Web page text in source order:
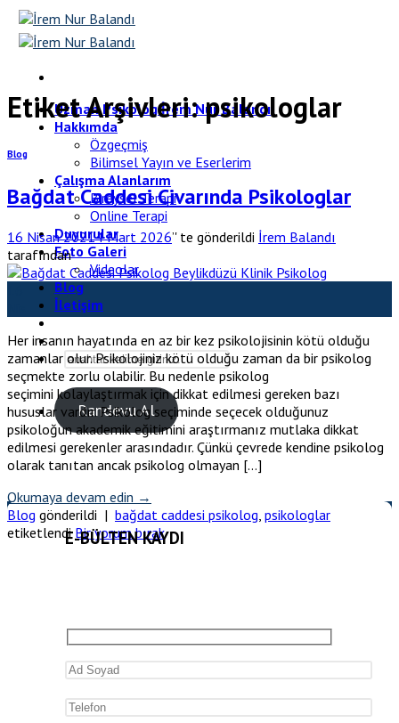
Skip
to
content
Uzman Psikolog İrem Nur Balandı
Hakkımda
Özgeçmiş
Bilimsel Yayın ve Eserlerim
Çalışma Alanlarım
Bireysel Terapi
Online Terapi
Duyurular
Foto Galeri
Videolar
Blog
İletişim
Randevu Al
Etiket Arşivleri:psikologlar
Blog
Bağdat Caddesi Civarında Psikologlar
16 Nisan 20214 Mart 2026’' te gönderildi İrem Balandı
tarafından
Her insanın hayatında en az bir kez psikolojisinin kötü olduğu
zamanlar olur. Psikolojiniz kötü olduğu zaman da bir psikolog
seçmekte zorlu olabilir. Bu nedenle psikolog
seçimini kolaylaştırmak için dikkat edilmesi gereken bazı
hususlar vardır. Psikolog seçiminde seçecek olduğunuz
psikoloğun akademik eğitimini araştırmanız mutlaka dikkat
edilmesi gerekenler arasındadır. Çünkü çevrede kendine psikolog
olarak tanıtan ancak psikolog olmayan […]
Okumaya devam edin →
Blog gönderildi | bağdat caddesi psikolog, psikologlar
etiketlendiBir yorum bırak
E-BÜLTEN KAYDI